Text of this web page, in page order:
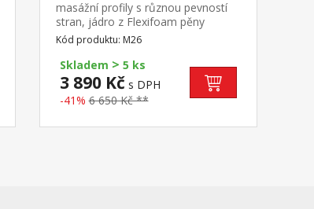
masážní profily s různou pevností
stran, jádro z Flexifoam pěny
povrch je vyprofilován do 7
anatomických zón na obou
stranách tvrdá (bílá) a měkká (světle
zelená) strana vhodná pro všechny
typy roštů vhodná pro alergiky,
potah snímatelný a pratelný do 60
Kód produktu: M26
Skladem > 5 ks
3 890 Kč s DPH
-41% 6 650 Kč **